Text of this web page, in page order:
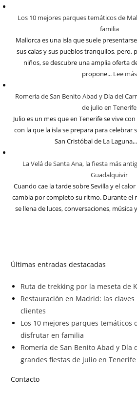
Los 10 mejores parques temáticos de
familia
Mallorca es una isla que suele
sus calas y sus pueblos tranquilos, pero,
niños, se descubre una amplia oferta
propone... Lee más
Romería de San Benito Abad y Día del
de julio en Tenerife
Julio es un mes que en Tenerife se vive
con la que la isla se prepara para celebrar
San Cristóbal de La
La Velá de Santa Ana, la fiesta más
Guadalquivir
Cuando cae la tarde sobre Sevilla y el
cambia por completo su ritmo. Durante el
se llena de luces, conversaciones, música
Últimas entradas destacadas
Ruta de trekking por la meseta de
Restauración en Madrid: las
clientes
Los 10 mejores parques temáticos
disfrutar en familia
Romería de San Benito Abad y Día
grandes fiestas de julio en Tenerife
Contacto